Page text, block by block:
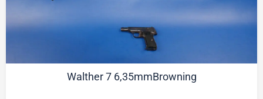
Walther 7 6,35mmBrowning